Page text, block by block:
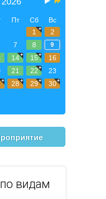
Пт Сб
Вс
1
2
7 8 9
14 15
16
21 22
23
28 29
30
видам